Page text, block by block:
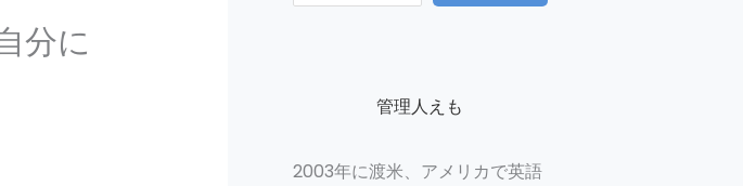
分に
管理人えも
2003年に渡米、アメリカで英語